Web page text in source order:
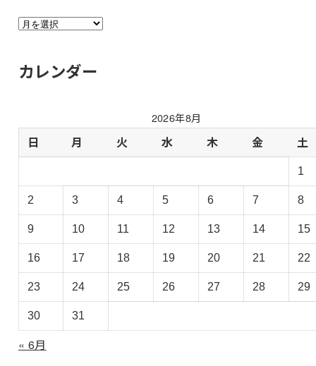
さ
る
過
去
ロ
の
ア
ー
カ
イ
ブ
カレンダー
2026年8月
日 月 火 水 木 金 土
1
2 3 4 5 6 7 8
9 10 11 12 13 14 15
16 17 18 19 20 21 22
23 24 25 26 27 28 29
30 31
« 6月